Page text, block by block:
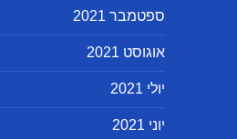
ספטמבר 2021
אוגוסט 2021
יולי 2021
יוני 2021